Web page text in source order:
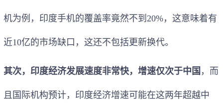
机为例，印度手机的覆盖率竟然不到20%，这意味着有
近10亿的市场缺口，这还不包括更新换代。
其次，印度经济发展速度非常快，增速仅次于中国 ，而
且国际机构预计，印度经济增速可能在这两年超越中